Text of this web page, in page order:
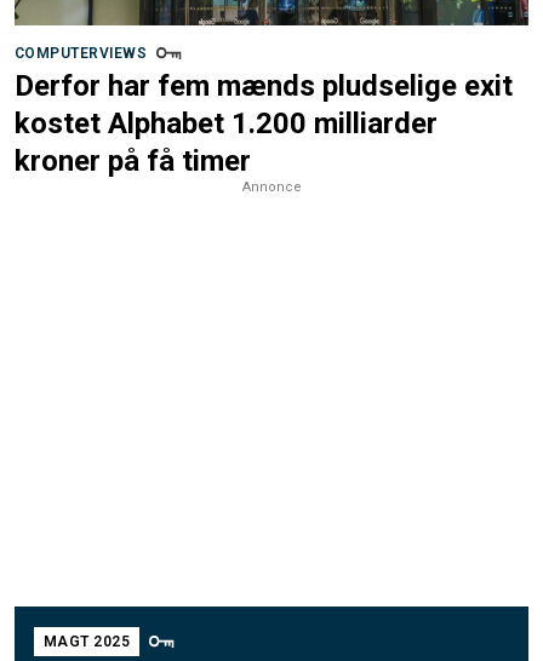
COMPUTERVIEWS
Derfor har fem mænds pludselige exit
kostet Alphabet 1.200 milliarder
kroner på få timer
Annonce
MAGT 2025